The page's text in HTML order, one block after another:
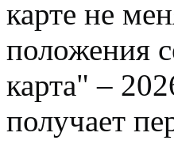
карте не
положения
карта" –
получает